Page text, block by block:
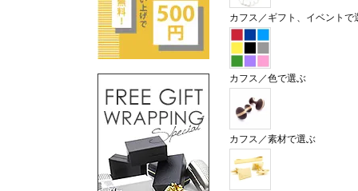
カフス／ギフト、イベントで
カフス／色で選ぶ
カフス／素材で選ぶ